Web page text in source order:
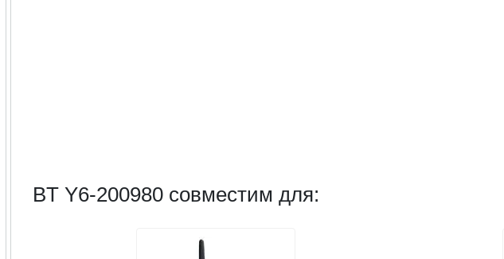
BT Y6-200980 совместим для: